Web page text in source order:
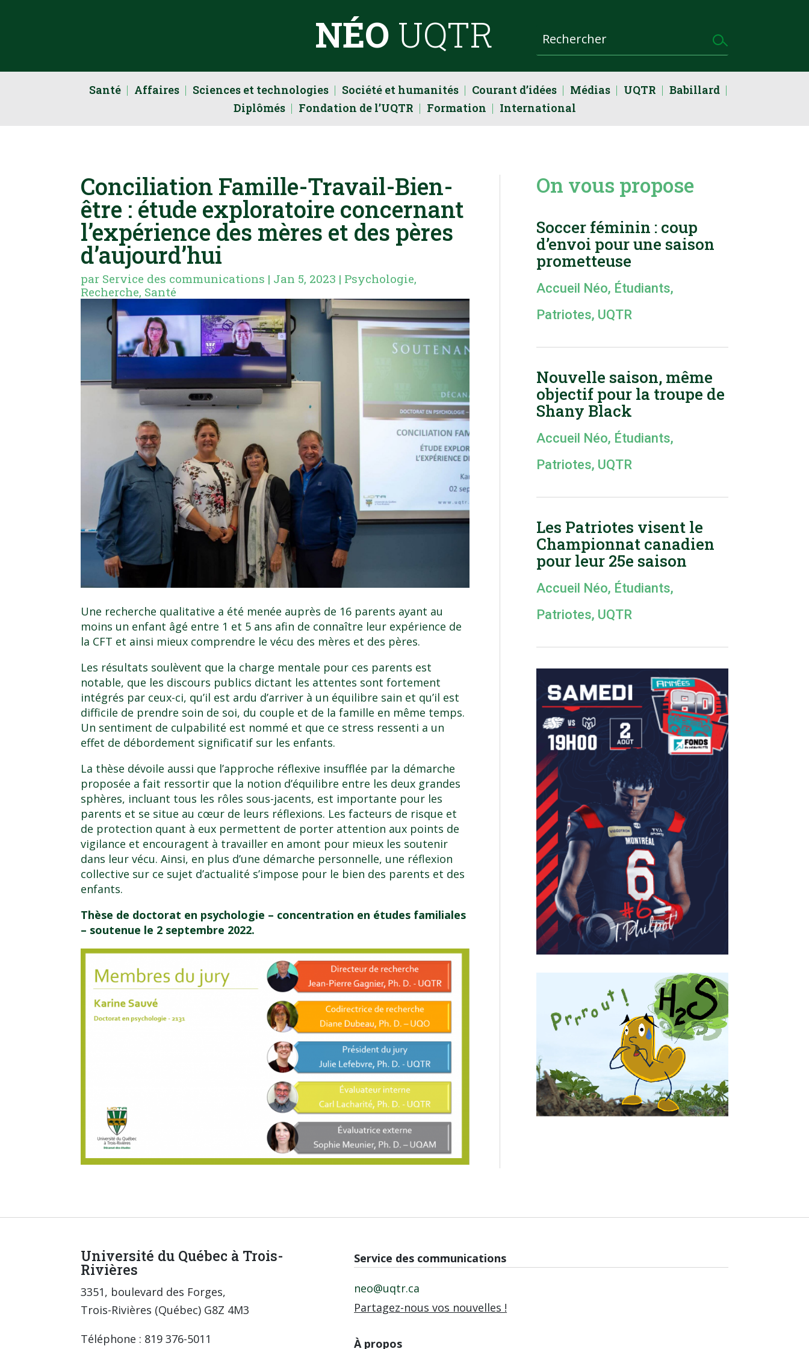
NÉO UQTR
Santé Affaires Sciences et technologies Société et humanités Courant d’idées Médias UQTR
Babillard
Diplômés
Fondation de l’UQTR Formation International
Conciliation Famille-Travail-Bien-
être : étude exploratoire concernant
l’expérience des mères et des pères
d’aujourd’hui
par Service des communications | Jan 5, 2023 | Psychologie,
Recherche, Santé
Une recherche qualitative a été menée auprès de 16 parents ayant au
moins un enfant âgé entre 1 et 5 ans afin de connaître leur expérience de
la CFT et ainsi mieux comprendre le vécu des mères et des pères.
Les résultats soulèvent que la charge mentale pour ces parents est
notable, que les discours publics dictant les attentes sont fortement
intégrés par ceux-ci, qu’il est ardu d’arriver à un équilibre sain et qu’il est
difficile de prendre soin de soi, du couple et de la famille en même temps.
Un sentiment de culpabilité est nommé et que ce stress ressenti a un
effet de débordement significatif sur les enfants.
La thèse dévoile aussi que l’approche réflexive insufflée par la démarche
proposée a fait ressortir que la notion d’équilibre entre les deux grandes
sphères, incluant tous les rôles sous-jacents, est importante pour les
parents et se situe au cœur de leurs réflexions. Les facteurs de risque et
de protection quant à eux permettent de porter attention aux points de
vigilance et encouragent à travailler en amont pour mieux les soutenir
dans leur vécu. Ainsi, en plus d’une démarche personnelle, une réflexion
collective sur ce sujet d’actualité s’impose pour le bien des parents et des
enfants.
Thèse de doctorat en psychologie – concentration en études familiales
– soutenue le 2 septembre 2022.
On vous propose
Soccer féminin : coup
d’envoi pour une saison
prometteuse
Accueil Néo, Étudiants,
Patriotes, UQTR
Nouvelle saison, même
objectif pour la troupe de
Shany Black
Accueil Néo, Étudiants,
Patriotes, UQTR
Les Patriotes visent le
Championnat canadien
pour leur 25e saison
Accueil Néo, Étudiants,
Patriotes, UQTR
Université du Québec à Trois-
Rivières
3351, boulevard des Forges,
Trois-Rivières (Québec) G8Z 4M3
Téléphone : 819 376-5011
Service des communications
neo@uqtr.ca
Partagez-nous vos nouvelles !
À propos